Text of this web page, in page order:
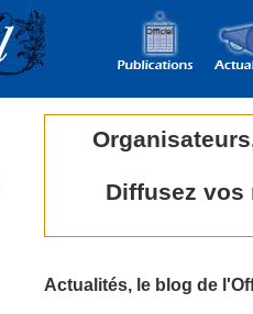
Diffusez vos
Actualités, le blog de